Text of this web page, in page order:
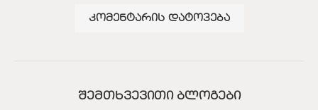
ᲨᲔᲛᲗᲮᲕᲔᲕᲘᲗᲘ ᲑᲚᲝᲒᲔᲑᲘ